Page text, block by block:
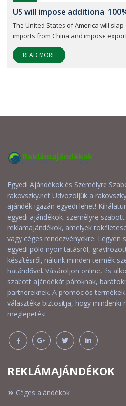
US will impose additional
The United States of America will
imports from China and impose
READ MORE
Egyedi Ajándékok és Személyre
rakovszky.net Üdvözöljük a
ajándék igazán egyedi lehet!
egyedi ajándékok, személyre
reklámajándékok, amelyek
vagy céges rendezvényekre.
egyedi póló nyomtatásról,
készítésről, nálunk minden termék
határidővel. Vásároljon online, és
szabott ajándékát pároknak,
partnereknek. A promóciós
választéka biztosítja, hogy mindenki
meglepetést.
REKLÁMAJÁNDÉKOK
Céges ajándékok